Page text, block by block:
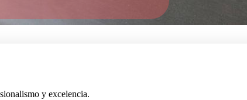
y excelencia.